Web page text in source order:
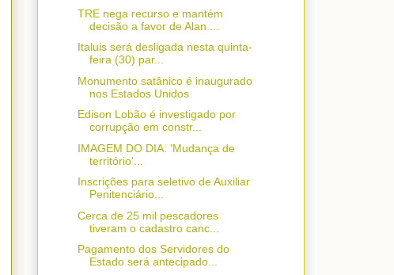
TRE nega recurso e mantém
decisão a favor de Alan ...
Italuis será desligada nesta quinta-
feira (30) par...
Monumento satânico é inaugurado
nos Estados Unidos
Edison Lobão é investigado por
corrupção em constr...
IMAGEM DO DIA: 'Mudança de
território'...
Inscrições para seletivo de Auxiliar
Penitenciário...
Cerca de 25 mil pescadores
tiveram o cadastro canc...
Pagamento dos Servidores do
Estado será antecipado...